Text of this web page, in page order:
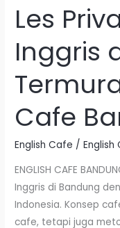
Les
Inggris
Cafe
English Cafe /English
ENGLISH CAFE
Inggris di Bandung
Indonesia. Konsep
cafe, tetapi juga
Les
Private
Bahasa
Inggris
di
Bandung
Termurah
English
Cafe
Bandung